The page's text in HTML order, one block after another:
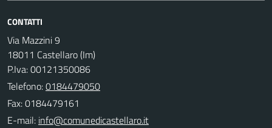
CONTATTI
Via Mazzini 9
18011 Castellaro (Im)
P.Iva: 00121350086
Telefono:0184479050
Fax: 0184479161
E-mail: